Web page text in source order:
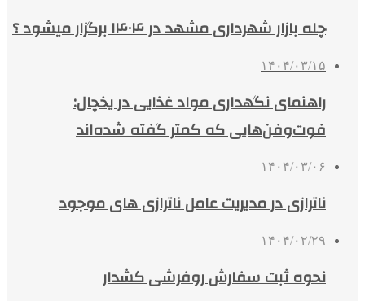
چله بازار شهرداری مشهد در ۱۴۰۴ برگزار میشود ؟
۱۴۰۴/۰۳/۱۵
راهنمای نگهداری مواد غذایی در یخچال:
فوت‌وفن‌هایی که کمتر گفته شده‌اند
۱۴۰۴/۰۳/۰۶
ناترازی در مدیریت عامل ناترازی های موجود
۱۴۰۴/۰۲/۲۹
نحوه ثبت سفارش روفرشی کشدار